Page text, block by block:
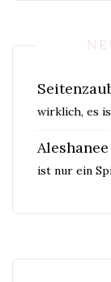
wirklich, es
Aleshanee
ist nur ein